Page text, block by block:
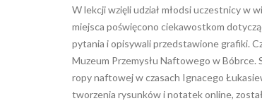
W lekcji wzięli udział młodsi uczestnicy w
miejsca poświęcono ciekawostkom
pytania i opisywali przedstawione grafiki.
Muzeum Przemysłu Naftowego w Bóbrce.
ropy naftowej w czasach Ignacego
tworzenia rysunków i notatek online,